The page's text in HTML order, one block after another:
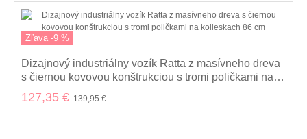
Zľava -9 %
Dizajnový industriálny vozík Ratta z masívneho dreva
s čiernou kovovou konštrukciou s tromi poličkami na
kolieskach 86 cm
127,35 € 139,95 €